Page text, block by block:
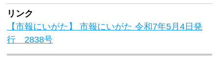
リンク
【市報にいがた】 市報にいがた 令和7年5月4日発
行 2838号